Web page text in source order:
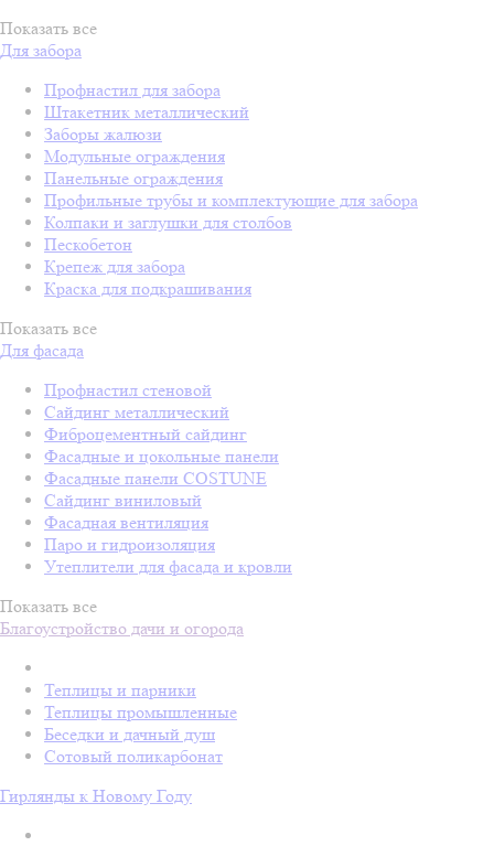
Показать все
Для забора
Профнастил для забора
Штакетник металлический
Заборы жалюзи
Модульные ограждения
Панельные ограждения
Профильные трубы и комплектующие для забора
Колпаки и заглушки для столбов
Пескобетон
Крепеж для забора
Краска для подкрашивания
Показать все
Для фасада
Профнастил стеновой
Сайдинг металлический
Фиброцементный сайдинг
Фасадные и цокольные панели
Фасадные панели COSTUNE
Сайдинг виниловый
Фасадная вентиляция
Паро и гидроизоляция
Утеплители для фасада и кровли
Показать все
Благоустройство дачи и огорода
Теплицы и парники
Теплицы промышленные
Беседки и дачный душ
Сотовый поликарбонат
Гирлянды к Новому Году